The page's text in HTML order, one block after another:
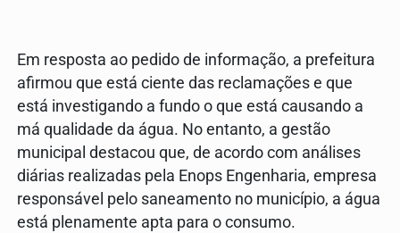
Em resposta ao pedido de informação, a prefeitura
afirmou que está ciente das reclamações e que
está investigando a fundo o que está causando a
má qualidade da água. No entanto, a gestão
municipal destacou que, de acordo com análises
diárias realizadas pela Enops Engenharia, empresa
responsável pelo saneamento no município, a água
está plenamente apta para o consumo.